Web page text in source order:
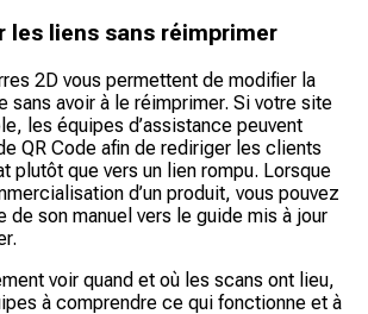
les liens sans réimprimer
2D vous permettent de modifier la
sans avoir à le réimprimer. Si votre site
les équipes d’assistance peuvent
QR Code afin de rediriger les clients
plutôt que vers un lien rompu. Lorsque
d’un produit, vous pouvez
de son manuel vers le guide mis à jour
voir quand et où les scans ont lieu,
à comprendre ce qui fonctionne et à